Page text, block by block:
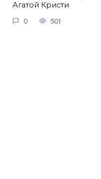
Агатой Кристи
0 501